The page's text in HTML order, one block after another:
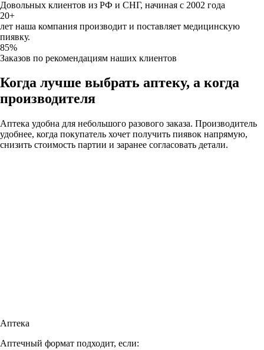
Довольных клиентов из РФ и СНГ, начиная с 2002 года
20+
лет наша компания производит и поставляет медицинскую
пиявку.
85%
Заказов по рекомендациям наших клиентов
Когда лучше выбрать аптеку, а когда
производителя
Аптека удобна для небольшого разового заказа. Производитель
удобнее, когда покупатель хочет получить пиявок напрямую,
снизить стоимость партии и заранее согласовать детали.
Аптека
Аптечный формат подходит, если: